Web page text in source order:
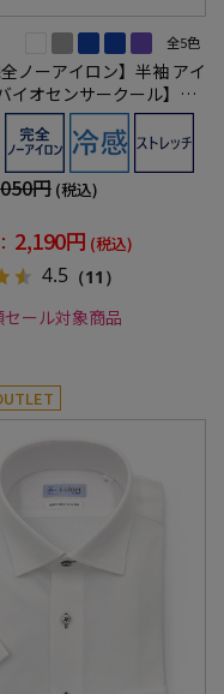
全5色
全ノーアイロン】半袖 アイ
イオセンサークール】ボ
高通気 冷感 ストライプ
ツ i-shirt 春夏
円 (税込)
2,190円 (税込)
4.5 （11）
ール対象商品